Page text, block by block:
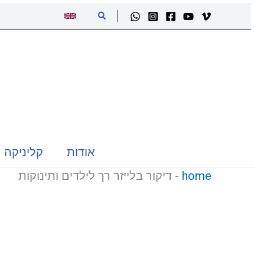
חיפוש
אודות קליניקה
home
- דיקור בלייזר רך לילדים ותינוקות